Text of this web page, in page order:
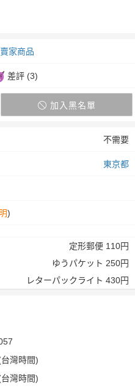
家商品
差評 (3)
加入黑名單
不需要
東京都
)
定形郵便 110円
ゆうパケット 250円
レターパックライト 430円
灣時間)
灣時間)